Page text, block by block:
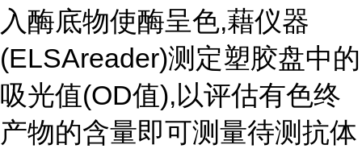
入酶底物使酶呈色,藉仪器
(ELSAreader)测定塑胶盘中的
吸光值(OD值),以评估有色终
产物的含量即可测量待测抗体